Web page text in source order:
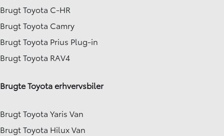
Brugt Toyota C-HR
Brugt Toyota Camry
Brugt Toyota Prius Plug-in
Brugt Toyota RAV4
Brugte Toyota erhvervsbiler
Brugt Toyota Yaris Van
Brugt Toyota Hilux Van